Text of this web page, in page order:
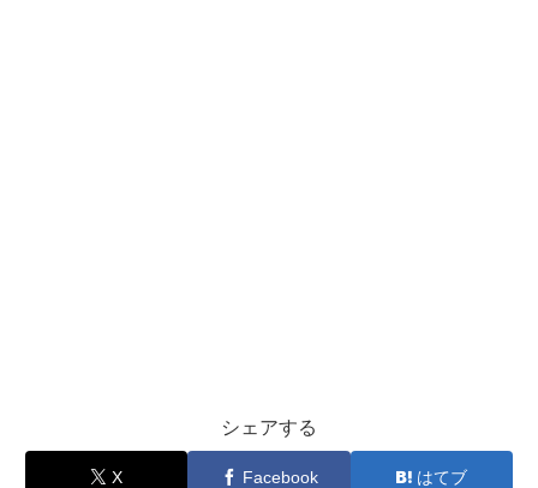
シェアする
X Facebook はてブ